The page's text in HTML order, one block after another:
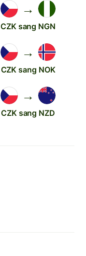
→
CZK sang NGN
→
CZK sang NOK
→
CZK sang NZD